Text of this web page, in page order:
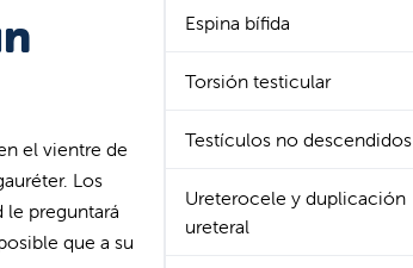
el vientre de
Los
preguntará
que a su
Espina bífida
Torsión testicular
Testículos no descendidos
Ureterocele y duplicación
ureteral